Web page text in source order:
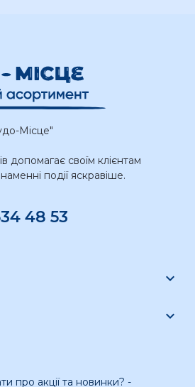
Місце"
допомагає своїм клієнтам
події яскравіше.
48 53


про акції та новинки? -